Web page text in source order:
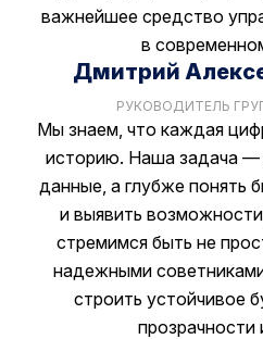
важнейшее средство
в
Дмитрий
РУКОВОДИТЕЛЬ
Мы знаем, что каждая
историю. Наша задача —
данные, а глубже понять
и выявить
стремимся быть не
надежными
строить устойчивое
прозрачности